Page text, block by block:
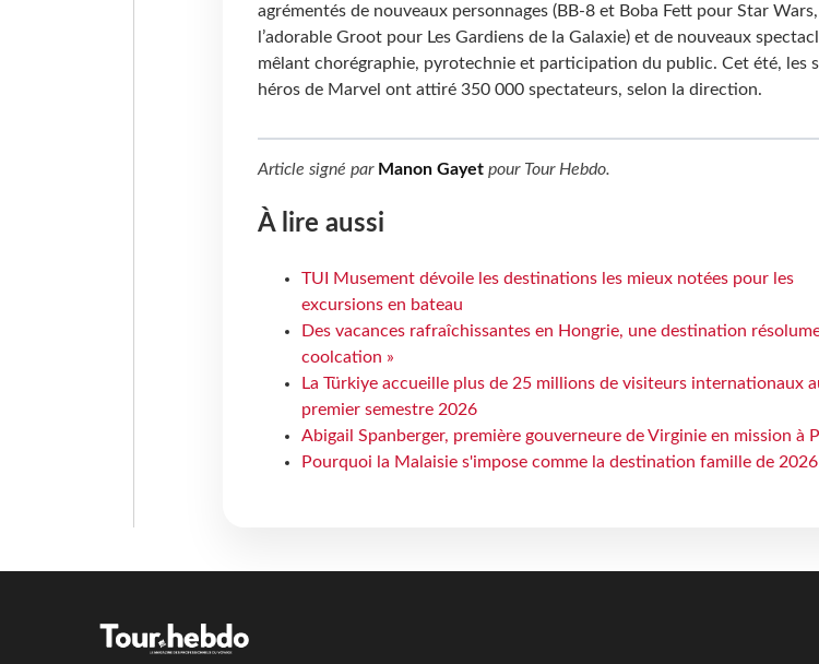
agrémentés de nouveaux personnages (BB-8 et Boba Fett pour Star Wars,
l’adorable Groot pour Les Gardiens de la Galaxie) et de nouveaux
mêlant chorégraphie, pyrotechnie et participation du public. Cet été, les
héros de Marvel ont attiré 350 000 spectateurs, selon la direction.
Article signé par Manon Gayetpour Tour Hebdo.
À lire aussi
TUI Musement dévoile les destinations les mieux notées pour les
excursions en bateau
Des vacances rafraîchissantes en Hongrie, une destination
coolcation »
La Türkiye accueille plus de 25 millions de visiteurs internationaux
premier semestre 2026
Abigail Spanberger, première gouverneure de Virginie en mission à
Pourquoi la Malaisie s'impose comme la destination famille de 2026